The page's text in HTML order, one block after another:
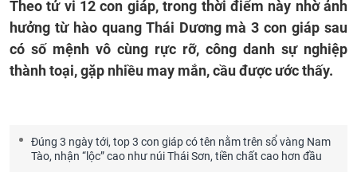
Theo tử vi 12 con giáp, trong thời điểm này nhờ ảnh
hưởng từ hào quang Thái Dương mà 3 con giáp sau
có số mệnh vô cùng rực rỡ, công danh sự nghiệp
thành toại, gặp nhiều may mắn, cầu được ước thấy.
Đúng 3 ngày tới, top 3 con giáp có tên nằm trên sổ vàng Nam
Tào, nhận “lộc” cao như núi Thái Sơn, tiền chất cao hơn đầu